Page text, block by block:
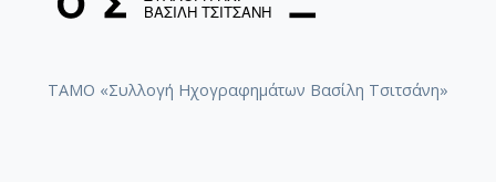
ΤΑΜΟ «Συλλογή Ηχογραφημάτων Βασίλη Τσιτσάνη»